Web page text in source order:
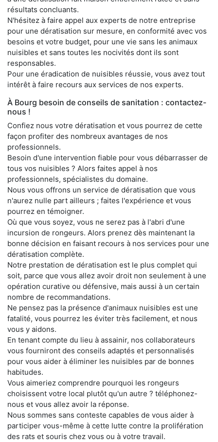
résultats concluants.
N'hésitez à faire appel aux experts de notre entreprise
pour une dératisation sur mesure, en conformité avec vos
besoins et votre budget, pour une vie sans les animaux
nuisibles et sans toutes les nocivités dont ils sont
responsables.
Pour une éradication de nuisibles réussie, vous avez tout
intérêt à faire recours aux services de nos experts.
À Bourg besoin de conseils de sanitation : contactez-
nous !
Confiez nous votre dératisation et vous pourrez de cette
façon profiter des nombreux avantages de nos
professionnels.
Besoin d'une intervention fiable pour vous débarrasser de
tous vos nuisibles ? Alors faites appel à nos
professionnels, spécialistes du domaine.
Nous vous offrons un service de dératisation que vous
n'aurez nulle part ailleurs ; faites l'expérience et vous
pourrez en témoigner.
Où que vous soyez, vous ne serez pas à l'abri d'une
incursion de rongeurs. Alors prenez dès maintenant la
bonne décision en faisant recours à nos services pour une
dératisation complète.
Notre prestation de dératisation est le plus complet qui
soit, parce que vous allez avoir droit non seulement à une
opération curative ou défensive, mais aussi à un certain
nombre de recommandations.
Ne pensez pas la présence d'animaux nuisibles est une
fatalité, vous pourrez les éviter très facilement, et nous
vous y aidons.
En tenant compte du lieu à assainir, nos collaborateurs
vous fourniront des conseils adaptés et personnalisés
pour vous aider à éliminer les nuisibles par de bonnes
habitudes.
Vous aimeriez comprendre pourquoi les rongeurs
choisissent votre local plutôt qu'un autre ? téléphonez-
nous et vous allez avoir la réponse.
Nous sommes sans conteste capables de vous aider à
participer vous-même à cette lutte contre la prolifération
des rats et souris chez vous ou à votre travail.